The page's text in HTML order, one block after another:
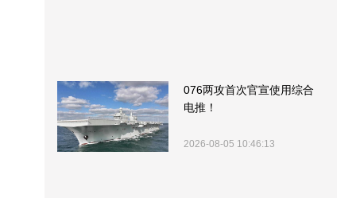
076两攻首次官宣使用综合
电推！
2026-08-05 10:46:13